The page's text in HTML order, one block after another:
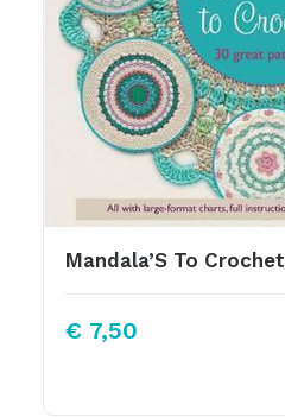
Mandala’S To Crochet
€ 7,50